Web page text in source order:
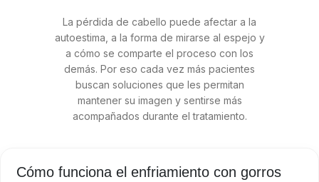
La pérdida de cabello puede afectar a la
autoestima, a la forma de mirarse al espejo y
a cómo se comparte el proceso con los
demás. Por eso cada vez más pacientes
buscan soluciones que les permitan
mantener su imagen y sentirse más
acompañados durante el tratamiento.
Cómo funciona el enfriamiento con gorros